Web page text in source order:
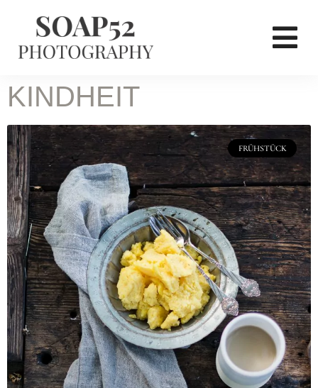
KINDHEIT
FRÜHSTÜCK